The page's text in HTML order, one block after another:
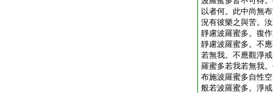
以者何。此中尚無
況有彼樂之與苦。
靜慮波羅蜜多。復
靜慮波羅蜜多。不
若無我。不應觀淨
羅蜜多若我若無我
布施波羅蜜多自性
般若波羅蜜多。淨